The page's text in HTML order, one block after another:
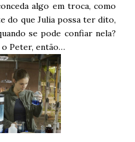
algo em troca, como
do que Julia possa ter dito,
se pode confiar nela?
Peter, então…